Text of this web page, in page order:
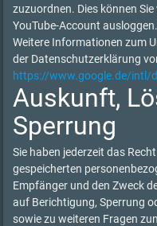
zuzuordnen. Dies können
YouTube-Account ausloggen.
Weitere Informationen zum
der Datenschutzerklärung
https://www.google.de/intl/
Auskunft,
Sperrung
Sie haben jederzeit das
gespeicherten
Empfänger und den Zweck
auf Berichtigung, Sperrung
sowie zu weiteren Fragen